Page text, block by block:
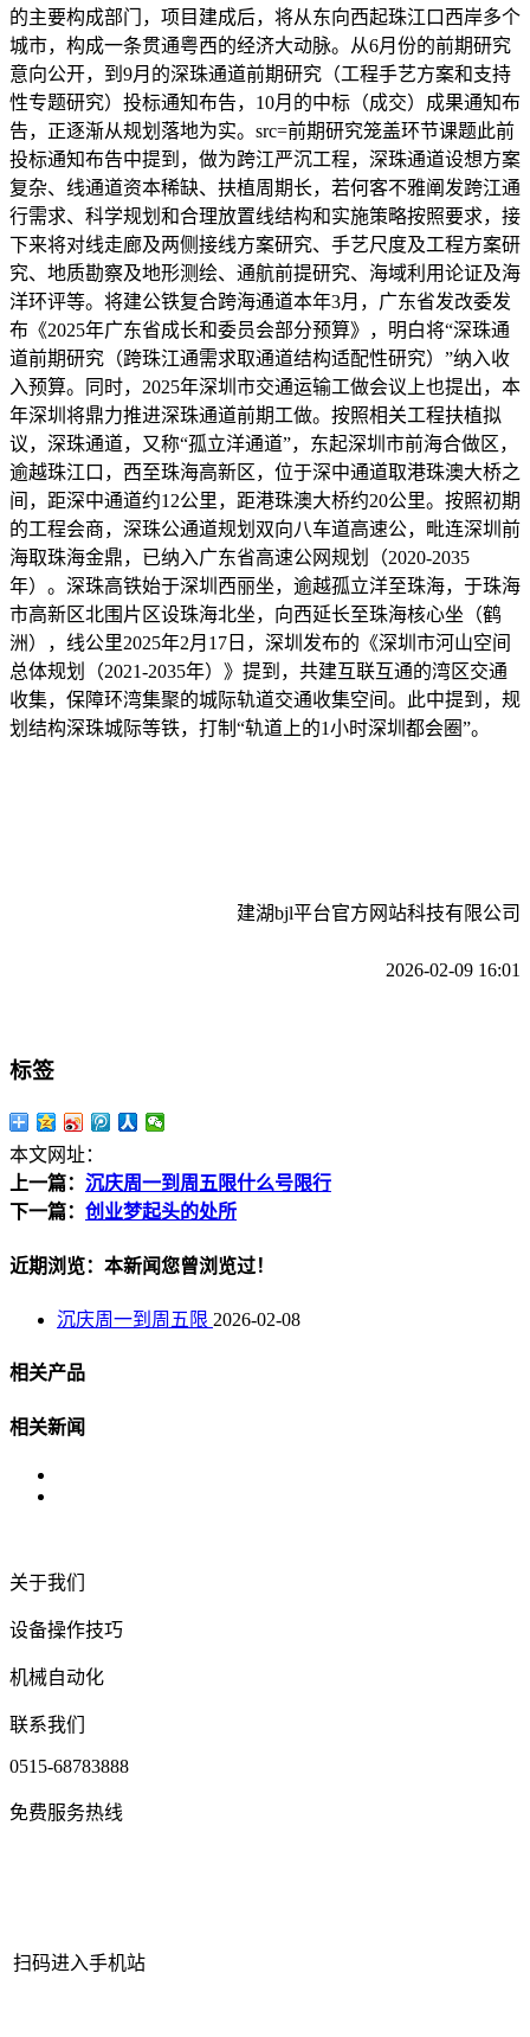
的主要构成部门，项目建成后，将从东向西起珠江口西岸多个
城市，构成一条贯通粤西的经济大动脉。从6月份的前期研究
意向公开，到9月的深珠通道前期研究（工程手艺方案和支持
性专题研究）投标通知布告，10月的中标（成交）成果通知布
告，正逐渐从规划落地为实。src=前期研究笼盖环节课题此前
投标通知布告中提到，做为跨江严沉工程，深珠通道设想方案
复杂、线通道资本稀缺、扶植周期长，若何客不雅阐发跨江通
行需求、科学规划和合理放置线结构和实施策略按照要求，接
下来将对线走廊及两侧接线方案研究、手艺尺度及工程方案研
究、地质勘察及地形测绘、通航前提研究、海域利用论证及海
洋环评等。将建公铁复合跨海通道本年3月，广东省发改委发
布《2025年广东省成长和委员会部分预算》，明白将“深珠通
道前期研究（跨珠江通需求取通道结构适配性研究）”纳入收
入预算。同时，2025年深圳市交通运输工做会议上也提出，本
年深圳将鼎力推进深珠通道前期工做。按照相关工程扶植拟
议，深珠通道，又称“孤立洋通道”，东起深圳市前海合做区，
逾越珠江口，西至珠海高新区，位于深中通道取港珠澳大桥之
间，距深中通道约12公里，距港珠澳大桥约20公里。按照初期
的工程会商，深珠公通道规划双向八车道高速公，毗连深圳前
海取珠海金鼎，已纳入广东省高速公网规划（2020-2035
年）。深珠高铁始于深圳西丽坐，逾越孤立洋至珠海，于珠海
市高新区北围片区设珠海北坐，向西延长至珠海核心坐（鹤
洲），线公里2025年2月17日，深圳发布的《深圳市河山空间
总体规划（2021-2035年）》提到，共建互联互通的湾区交通
收集，保障环湾集聚的城际轨道交通收集空间。此中提到，规
划结构深珠城际等铁，打制“轨道上的1小时深圳都会圈”。
建湖bjl平台官方网站科技有限公司
2026-02-09 16:01
标签
本文网址：
上一篇： 沉庆周一到周五限什么号限行
下一篇： 创业梦起头的处所
近期浏览：本新闻您曾浏览过！
沉庆周一到周五限 2026-02-08
相关产品
相关新闻
关于我们
设备操作技巧
机械自动化
联系我们
0515-68783888
免费服务热线
扫码进入手机站